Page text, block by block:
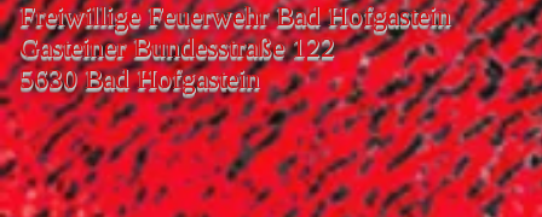
Freiwillige Feuerwehr Bad Hofgastein
Gasteiner Bundesstraße 122
5630 Bad Hofgastein